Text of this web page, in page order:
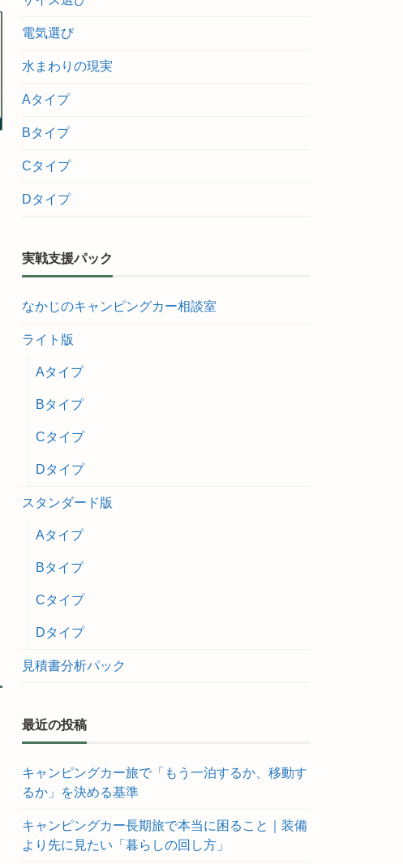
電気選び
水まわりの現実
Aタイプ
Bタイプ
Cタイプ
Dタイプ
実戦支援パック
なかじのキャンピングカー相談室
ライト版
Aタイプ
Bタイプ
Cタイプ
Dタイプ
スタンダード版
Aタイプ
Bタイプ
Cタイプ
Dタイプ
見積書分析パック
最近の投稿
キャンピングカー旅で「もう一泊するか、移動す
るか」を決める基準
キャンピングカー長期旅で本当に困ること｜装備
より先に見たい「暮らしの回し方」